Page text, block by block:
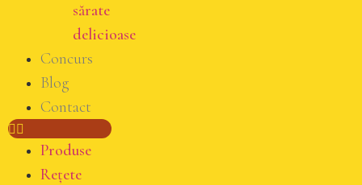
sărate
delicioase
Concurs
Blog
Contact
Produse
Rețete